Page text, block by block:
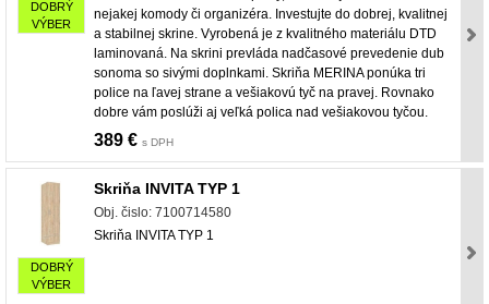
DOBRÝ
VÝBER
nejakej komody či organizéra. Investujte do dobrej, kvalitnej
a stabilnej skrine. Vyrobená je z kvalitného materiálu DTD
laminovaná. Na skrini prevláda nadčasové prevedenie dub
sonoma so sivými doplnkami. Skriňa MERINA ponúka tri
police na ľavej strane a vešiakovú tyč na pravej. Rovnako
dobre vám poslúži aj veľká polica nad vešiakovou tyčou.
389 € s DPH
DOBRÝ
VÝBER
Skriňa INVITA TYP 1
Obj. čislo: 7100714580
Skriňa INVITA TYP 1